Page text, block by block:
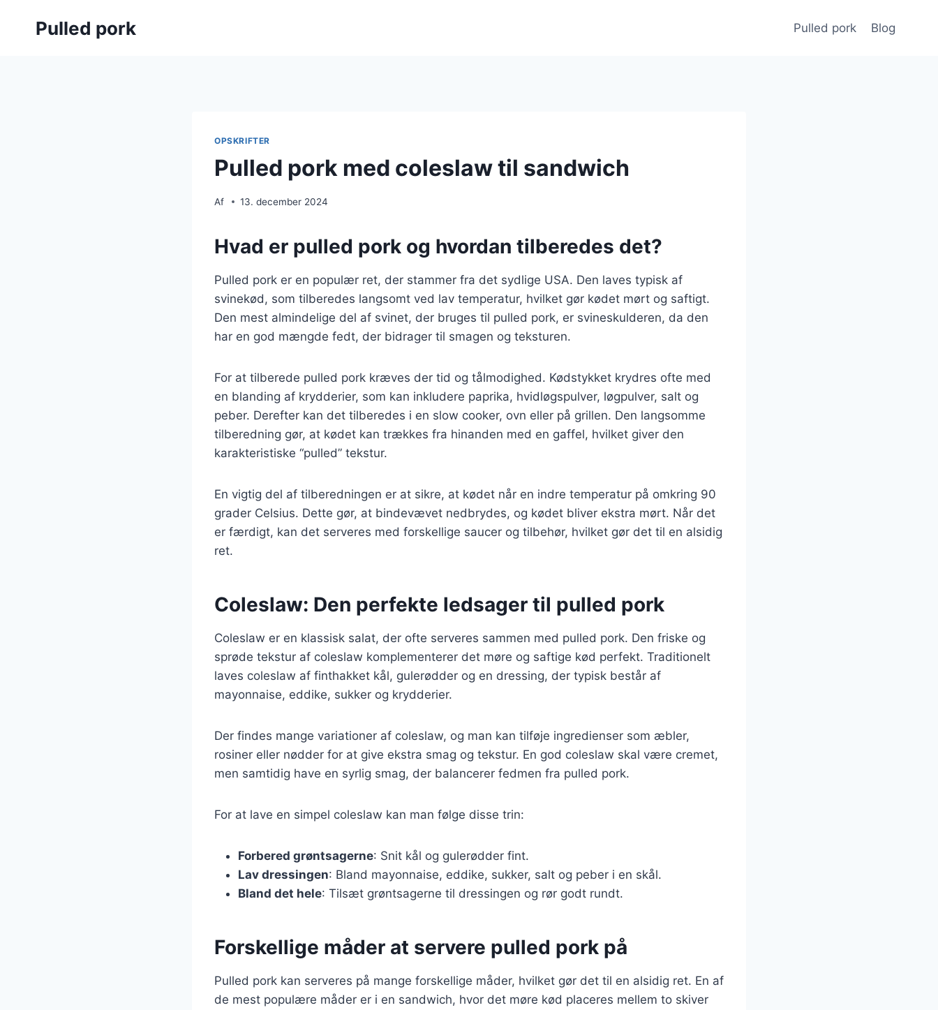
Pulled pork Pulled pork Blog
OPSKRIFTER
Pulled pork med coleslaw til sandwich
Af 13. december 2024
Hvad er pulled pork og hvordan tilberedes det?
Pulled pork er en populær ret, der stammer fra det sydlige USA. Den laves typisk af
svinekød, som tilberedes langsomt ved lav temperatur, hvilket gør kødet mørt og saftigt.
Den mest almindelige del af svinet, der bruges til pulled pork, er svineskulderen, da den
har en god mængde fedt, der bidrager til smagen og teksturen.
For at tilberede pulled pork kræves der tid og tålmodighed. Kødstykket krydres ofte med
en blanding af krydderier, som kan inkludere paprika, hvidløgspulver, løgpulver, salt og
peber. Derefter kan det tilberedes i en slow cooker, ovn eller på grillen. Den langsomme
tilberedning gør, at kødet kan trækkes fra hinanden med en gaffel, hvilket giver den
karakteristiske “pulled” tekstur.
En vigtig del af tilberedningen er at sikre, at kødet når en indre temperatur på omkring 90
grader Celsius. Dette gør, at bindevævet nedbrydes, og kødet bliver ekstra mørt. Når det
er færdigt, kan det serveres med forskellige saucer og tilbehør, hvilket gør det til en alsidig
ret.
Coleslaw: Den perfekte ledsager til pulled pork
Coleslaw er en klassisk salat, der ofte serveres sammen med pulled pork. Den friske og
sprøde tekstur af coleslaw komplementerer det møre og saftige kød perfekt. Traditionelt
laves coleslaw af finthakket kål, gulerødder og en dressing, der typisk består af
mayonnaise, eddike, sukker og krydderier.
Der findes mange variationer af coleslaw, og man kan tilføje ingredienser som æbler,
rosiner eller nødder for at give ekstra smag og tekstur. En god coleslaw skal være cremet,
men samtidig have en syrlig smag, der balancerer fedmen fra pulled pork.
For at lave en simpel coleslaw kan man følge disse trin:
Forbered grøntsagerne: Snit kål og gulerødder fint.
Lav dressingen: Bland mayonnaise, eddike, sukker, salt og peber i en skål.
Bland det hele: Tilsæt grøntsagerne til dressingen og rør godt rundt.
Forskellige måder at servere pulled pork på
Pulled pork kan serveres på mange forskellige måder, hvilket gør det til en alsidig ret. En af
de mest populære måder er i en sandwich, hvor det møre kød placeres mellem to skiver